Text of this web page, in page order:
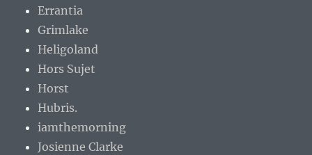
Errantia
Grimlake
Heligoland
Hors Sujet
Horst
Hubris.
iamthemorning
Josienne Clarke